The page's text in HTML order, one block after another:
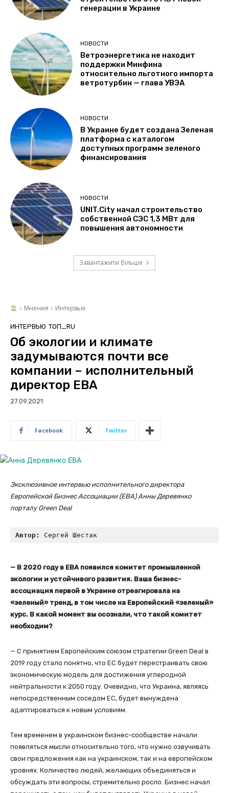
генерации в Украине
НОВОСТИ
Ветроэнергетика не находит
поддержки Минфина
относительно льготного импорта
ветротурбин — глава УВЭА
НОВОСТИ
В Украине будет создана Зеленая
платформа с каталогом
доступных программ зеленого
финансирования
НОВОСТИ
UNIT.City начал строительство
собственной СЭС 1,3 МВт для
повышения автономности
Завантажити більше